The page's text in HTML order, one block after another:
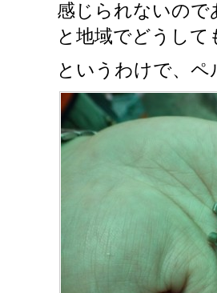
感じられないので
と地域でどうし
というわけで、